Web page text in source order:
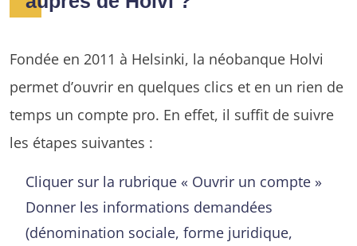
Fondée en 2011 à Helsinki, la néobanque Holvi
permet d’ouvrir en quelques clics et en un rien de
temps un compte pro. En effet, il suffit de suivre
les étapes suivantes :
Cliquer sur la rubrique « Ouvrir un compte »
Donner les informations demandées
(dénomination sociale, forme juridique,